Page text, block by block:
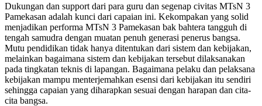
Dukungan dan support dari para guru dan segenap civitas MTsN 3
Pamekasan adalah kunci dari capaian ini. Kekompakan yang solid
menjadikan performa MTsN 3 Pamekasan bak bahtera tangguh di
tengah samudra dengan muatan penuh generasi penerus bangsa.
Mutu pendidikan tidak hanya ditentukan dari sistem dan kebijakan,
melainkan bagaimana sistem dan kebijakan tersebut dilaksanakan
pada tingkatan teknis di lapangan. Bagaimana pelaku dan pelaksana
kebijakan mampu menterjemahkan esensi dari kebijakan itu sendiri
sehingga capaian yang diharapkan sesuai dengan harapan dan cita-
cita bangsa.